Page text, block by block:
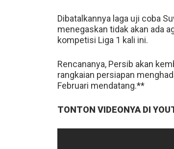
Dibatalkannya laga uji coba
menegaskan tidak akan ada
kompetisi Liga 1 kali ini.
Rencananya, Persib akan
rangkaian persiapan
Februari mendatang.**
TONTON VIDEONYA DI